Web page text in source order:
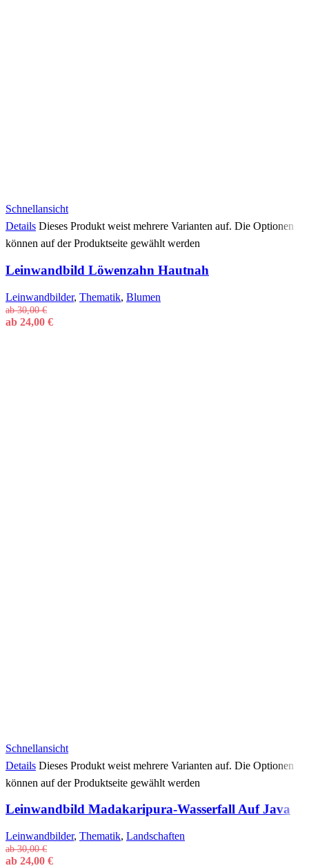
Schnellansicht
Details Dieses Produkt weist mehrere Varianten auf. Die Optionen
können auf der Produktseite gewählt werden
Leinwandbild Löwenzahn Hautnah
Leinwandbilder, Thematik, Blumen
ab30,00€
ab 24,00 €
Schnellansicht
Details Dieses Produkt weist mehrere Varianten auf. Die Optionen
können auf der Produktseite gewählt werden
Leinwandbild Madakaripura-Wasserfall Auf Java
Leinwandbilder, Thematik, Landschaften
ab30,00€
ab 24,00 €